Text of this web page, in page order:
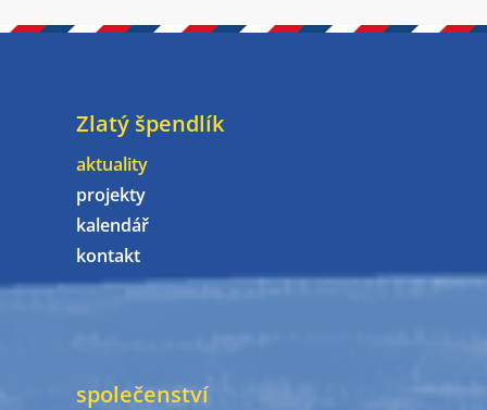
Zlatý špendlík
aktuality
projekty
kalendář
kontakt
společenství